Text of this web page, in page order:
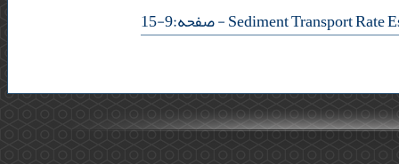
- صفحه:9-15